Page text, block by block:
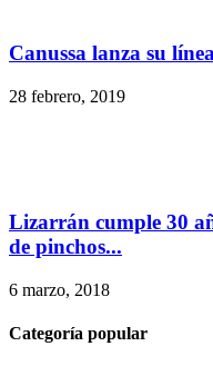
Canussa lanza su
28 febrero, 2019
Lizarrán cumple 30
de pinchos...
6 marzo, 2018
Categoría popular